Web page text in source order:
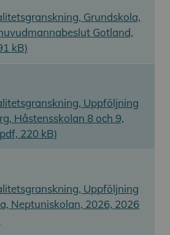
Grundskola,
Gotland,
kB)
Uppföljning
Håstensskolan 8 och 9,
220 kB)
Uppföljning
Neptuniskolan, 2026, 2026